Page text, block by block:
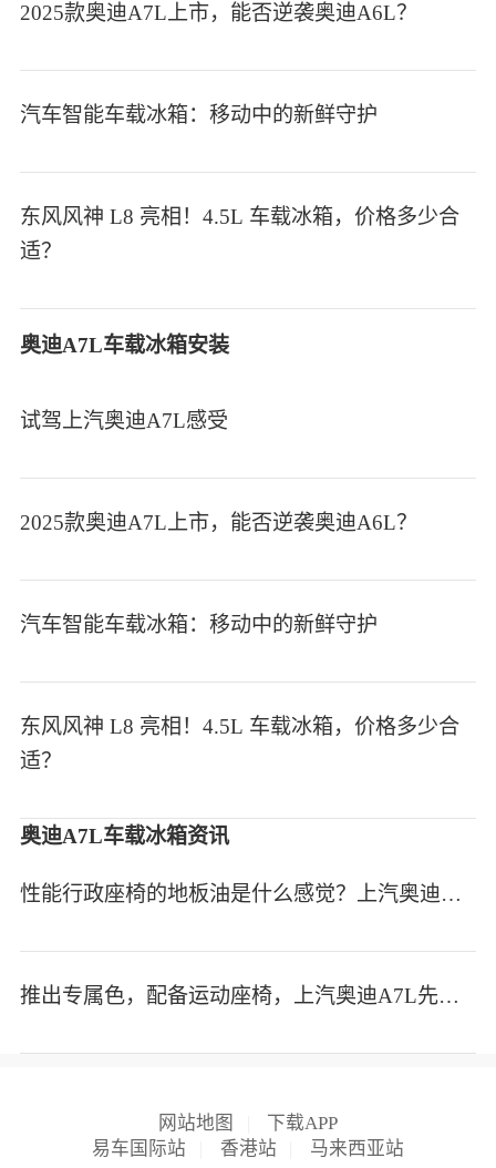
2025款奥迪A7L上市，能否逆袭奥迪A6L？
汽车智能车载冰箱：移动中的新鲜守护
东风风神 L8 亮相！4.5L 车载冰箱，价格多少合
适？
奥迪A7L车载冰箱安装
试驾上汽奥迪A7L感受
2025款奥迪A7L上市，能否逆袭奥迪A6L？
汽车智能车载冰箱：移动中的新鲜守护
东风风神 L8 亮相！4.5L 车载冰箱，价格多少合
适？
奥迪A7L车载冰箱资讯
性能行政座椅的地板油是什么感觉？上汽奥迪A7L我心动了
推出专属色，配备运动座椅，上汽奥迪A7L先行版即将发售
网站地图
下载APP
易车国际站
香港站 马来西亚站